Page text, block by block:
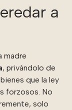
a
madre
, privándolo de
que la ley
forzosos. No
solo